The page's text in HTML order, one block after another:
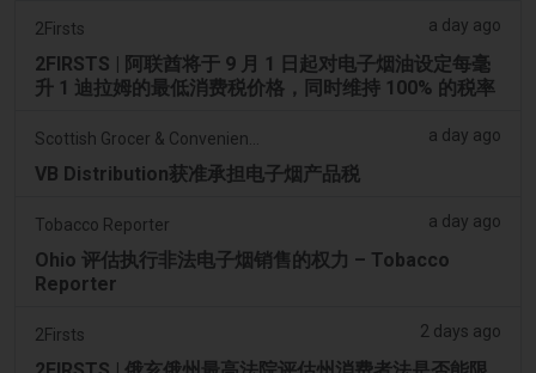
2Firsts a day ago
2FIRSTS | 阿联酋将于 9 月 1 日起对电子烟油设定每毫
升 1 迪拉姆的最低消费税价格，同时维持 100% 的税率
a day ago
VB Distribution获准承担电子烟产品税
Tobacco Reporter a day ago
Ohio 评估执行非法电子烟销售的权力 – Tobacco
Reporter
2Firsts 2 days ago